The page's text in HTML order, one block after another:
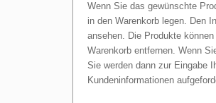
Wenn Sie das gewünschte
in den Warenkorb legen. Den
ansehen. Die Produkte
Warenkorb entfernen. Wenn
Sie werden dann zur Eingabe
Kundeninformationen